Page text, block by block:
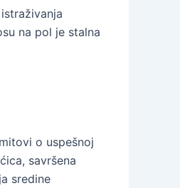
na pol je stalna
o uspešnoj
savršena
sredine